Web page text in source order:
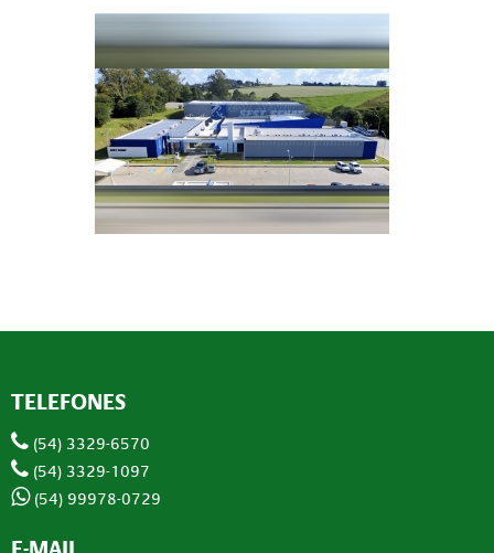
TELEFONES
(54) 3329-6570
(54) 3329-1097
(54) 99978-0729